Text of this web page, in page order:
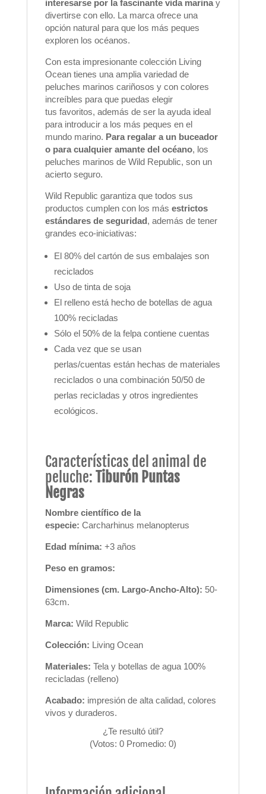
interesarse por la fascinante vida marinay
divertirse con ello. La marca ofrece una
opción natural para que los más peques
exploren los océanos.
Con esta impresionante colección Living
Ocean tienes una amplia variedad de
peluches marinos cariñosos y con colores
increíbles para que puedas elegir
tus favoritos, además de ser la ayuda ideal
para introducir a los más peques en el
mundo marino. Para regalar a un buceador
o para cualquier amante del océano, los
peluches marinos de Wild Republic, son un
acierto seguro.
Wild Republic garantiza que todos sus
productos cumplen con los más estrictos
estándares de seguridad, además de tener
grandes eco-iniciativas:
El 80% del cartón de sus embalajes son
reciclados
Uso de tinta de soja
El relleno está hecho de botellas de agua
100% recicladas
Sólo el 50% de la felpa contiene cuentas
Cada vez que se usan
perlas/cuentas están hechas de materiales
reciclados o una combinación 50/50 de
perlas recicladas y otros ingredientes
ecológicos.
Características del animal de
peluche: Tiburón Puntas
Negras
Nombre científico de la
especie: Carcharhinus melanopterus
Edad mínima: +3 años
Peso en gramos:
Dimensiones (cm. Largo-Ancho-Alto): 50-
63cm.
Marca: Wild Republic
Colección: Living Ocean
Materiales: Tela y botellas de agua 100%
recicladas (relleno)
Acabado: impresión de alta calidad, colores
vivos y duraderos.
¿Te resultó útil?
(Votos: 0Promedio: 0)